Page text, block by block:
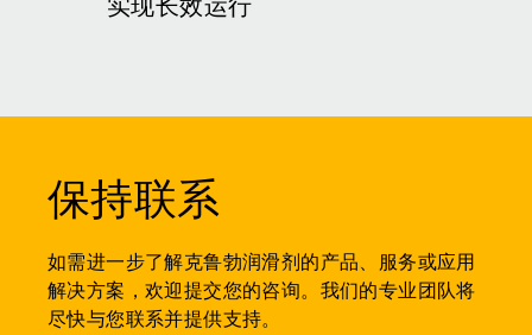
实现长效运行
保持联系
如需进一步了解克鲁勃润滑剂的产品、服务或应用
解决方案，欢迎提交您的咨询。我们的专业团队将
尽快与您联系并提供支持。